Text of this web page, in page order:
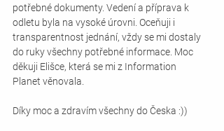
potřebné dokumenty. Vedení a příprava k
odletu byla na vysoké úrovni. Oceňuji i
transparentnost jednání, vždy se mi dostaly
do ruky všechny potřebné informace. Moc
děkuji Elišce, která se mi z Information
Planet věnovala.
Díky moc a zdravím všechny do Česka :))